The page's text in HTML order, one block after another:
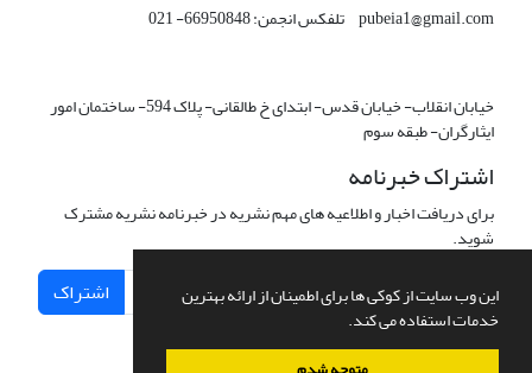
این وب سایت از کوکی ها برای اطمینان از ارائه بهترین
خدمات استفاده می کند.
pubeia1@gmail.com تلفکس انجمن: 66950848- 021
خیابان انقلاب- خیابان قدس- ابتدای خ طالقانی- پلاک 594- ساختمان امور
ایثارگران- طبقه سوم
اشتراک خبرنامه
برای دریافت اخبار و اطلاعیه های مهم نشریه در خبرنامه نشریه مشترک
شوید.
اشتراک